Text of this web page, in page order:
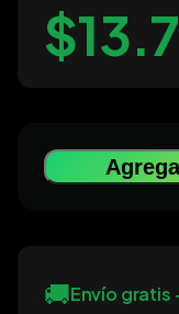
🚚Envío gratis